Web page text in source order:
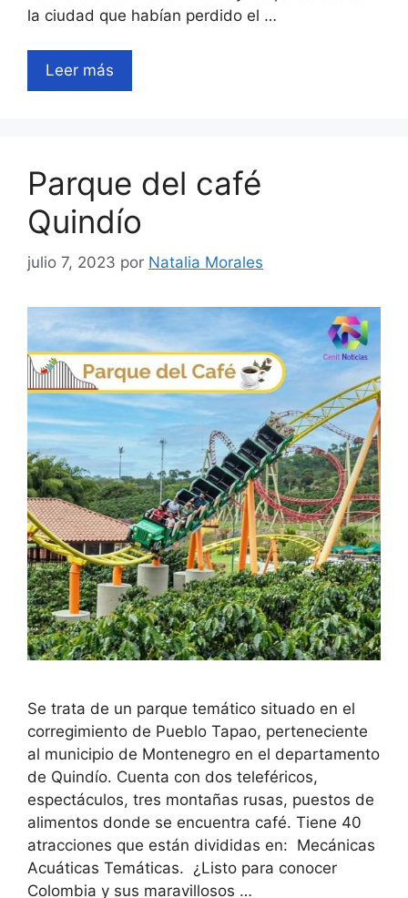
la ciudad que habían perdido el …
Leer más
Parque del café
Quindío
julio 7, 2023 por Natalia Morales
Se trata de un parque temático situado en el
corregimiento de Pueblo Tapao, perteneciente
al municipio de Montenegro en el departamento
de Quindío. Cuenta con dos teleféricos,
espectáculos, tres montañas rusas, puestos de
alimentos donde se encuentra café. Tiene 40
atracciones que están divididas en: Mecánicas
Acuáticas Temáticas. ¿Listo para conocer
Colombia y sus maravillosos …